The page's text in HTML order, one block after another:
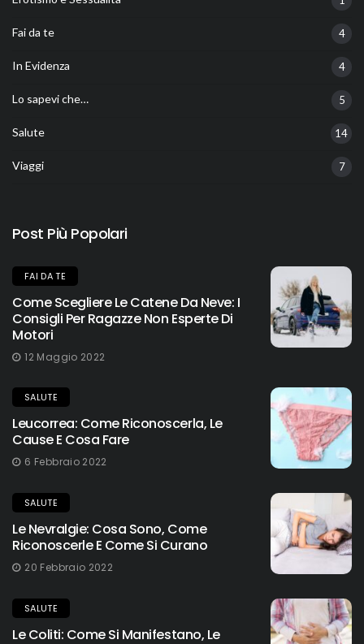
Fai da te 4
In Evidenza 4
Lo sapevi che… 5
Salute 14
Viaggi 7
Post Più Popolari
FAI DA TE
Come Scegliere Le Catene Da Neve: I
Consigli Per Ragazze Non Esperte Di
Motori
12 Maggio 2022
SALUTE
Leucorrea: Come Riconoscerla, Le
Cause E Cosa Fare
6 Febbraio 2022
SALUTE
Le Nevralgie: Cosa Sono, Come
Riconoscerle E Come Si Curano
20 Febbraio 2022
SALUTE
Le Coliti: Come Si Manifestano, Le